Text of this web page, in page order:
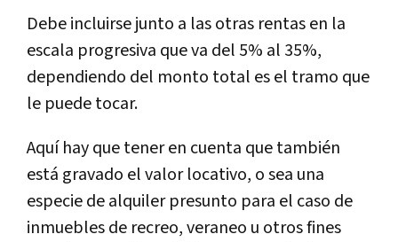
Debe incluirse junto a las otras rentas en la
escala progresiva que va del 5% al 35%,
dependiendo del monto total es el tramo que
le puede tocar.
Aquí hay que tener en cuenta que también
está gravado el valor locativo, o sea una
especie de alquiler presunto para el caso de
inmuebles de recreo, veraneo u otros fines